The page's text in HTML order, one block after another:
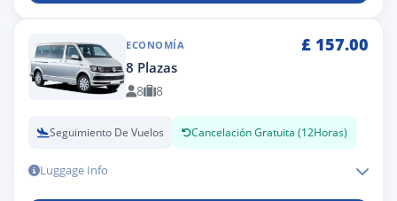
ECONOMÍA £ 157.00
8 Plazas
8 8
Seguimiento De Vuelos Cancelación Gratuita (12Horas)
Luggage Info